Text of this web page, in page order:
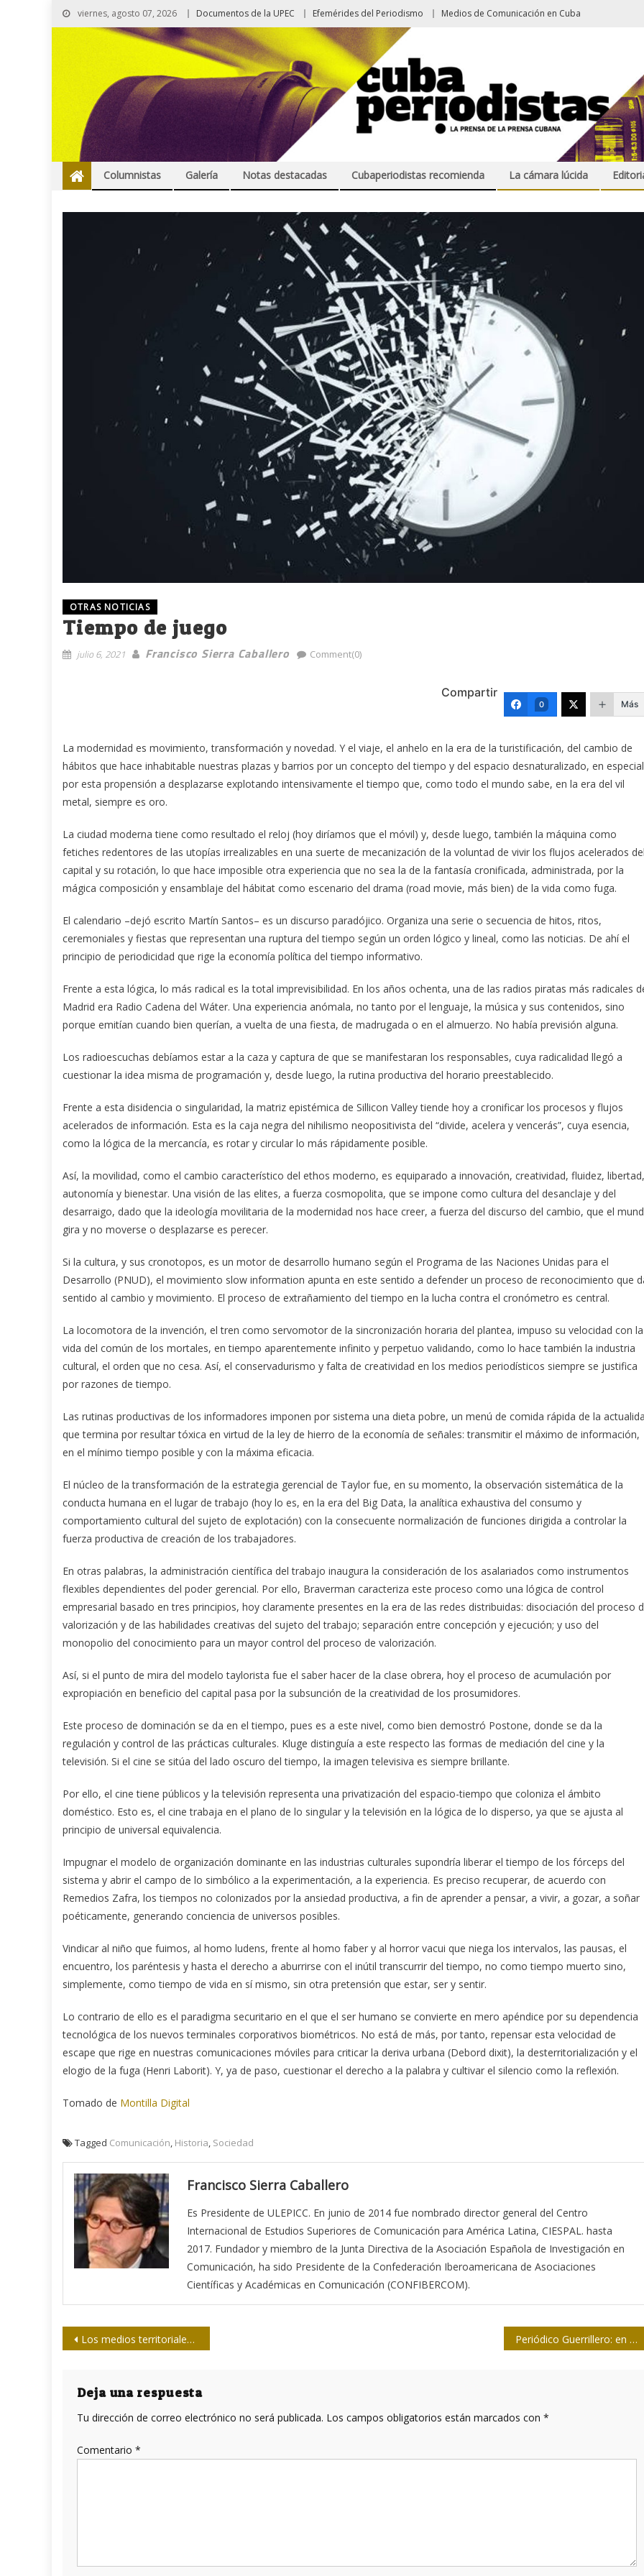
viernes, agosto 07, 2026 Documentos de la UPEC Efemérides del Periodismo Medios de Comunicación en Cuba
Columnistas Galería Notas destacadas Cubaperiodistas recomienda La cámara lúcida
OTRAS NOTICIAS
Tiempo de juego
julio 6, 2021 Francisco Sierra Caballero Comment(0)
Compartir
0 Más
La modernidad es movimiento, transformación y novedad. Y el viaje, el anhelo en la era de la turistificación, del cambio de
hábitos que hace inhabitable nuestras plazas y barrios por un concepto del tiempo y del espacio desnaturalizado, en
por esta propensión a desplazarse explotando intensivamente el tiempo que, como todo el mundo sabe, en la era del vil
metal, siempre es oro.
La ciudad moderna tiene como resultado el reloj (hoy diríamos que el móvil) y, desde luego, también la máquina como
fetiches redentores de las utopías irrealizables en una suerte de mecanización de la voluntad de vivir los flujos acelerados del
capital y su rotación, lo que hace imposible otra experiencia que no sea la de la fantasía cronificada, administrada, por la
mágica composición y ensamblaje del hábitat como escenario del drama (road movie, más bien) de la vida como fuga.
El calendario –dejó escrito Martín Santos– es un discurso paradójico. Organiza una serie o secuencia de hitos, ritos,
ceremoniales y fiestas que representan una ruptura del tiempo según un orden lógico y lineal, como las noticias. De ahí el
principio de periodicidad que rige la economía política del tiempo informativo.
Frente a esta lógica, lo más radical es la total imprevisibilidad. En los años ochenta, una de las radios piratas más radicales
Madrid era Radio Cadena del Wáter. Una experiencia anómala, no tanto por el lenguaje, la música y sus contenidos, sino
porque emitían cuando bien querían, a vuelta de una fiesta, de madrugada o en el almuerzo. No había previsión alguna.
Los radioescuchas debíamos estar a la caza y captura de que se manifestaran los responsables, cuya radicalidad llegó a
cuestionar la idea misma de programación y, desde luego, la rutina productiva del horario preestablecido.
Frente a esta disidencia o singularidad, la matriz epistémica de Sillicon Valley tiende hoy a cronificar los procesos y flujos
acelerados de información. Esta es la caja negra del nihilismo neopositivista del “divide, acelera y vencerás”, cuya esencia,
como la lógica de la mercancía, es rotar y circular lo más rápidamente posible.
Así, la movilidad, como el cambio característico del ethos moderno, es equiparado a innovación, creatividad, fluidez, libertad,
autonomía y bienestar. Una visión de las elites, a fuerza cosmopolita, que se impone como cultura del desanclaje y del
desarraigo, dado que la ideología movilitaria de la modernidad nos hace creer, a fuerza del discurso del cambio, que el
gira y no moverse o desplazarse es perecer.
Si la cultura, y sus cronotopos, es un motor de desarrollo humano según el Programa de las Naciones Unidas para el
Desarrollo (PNUD), el movimiento slow information apunta en este sentido a defender un proceso de reconocimiento que
sentido al cambio y movimiento. El proceso de extrañamiento del tiempo en la lucha contra el cronómetro es central.
La locomotora de la invención, el tren como servomotor de la sincronización horaria del plantea, impuso su velocidad con la
vida del común de los mortales, en tiempo aparentemente infinito y perpetuo validando, como lo hace también la industria
cultural, el orden que no cesa. Así, el conservadurismo y falta de creatividad en los medios periodísticos siempre se justifica
por razones de tiempo.
Las rutinas productivas de los informadores imponen por sistema una dieta pobre, un menú de comida rápida de la
que termina por resultar tóxica en virtud de la ley de hierro de la economía de señales: transmitir el máximo de información,
en el mínimo tiempo posible y con la máxima eficacia.
El núcleo de la transformación de la estrategia gerencial de Taylor fue, en su momento, la observación sistemática de la
conducta humana en el lugar de trabajo (hoy lo es, en la era del Big Data, la analítica exhaustiva del consumo y
comportamiento cultural del sujeto de explotación) con la consecuente normalización de funciones dirigida a controlar la
fuerza productiva de creación de los trabajadores.
En otras palabras, la administración científica del trabajo inaugura la consideración de los asalariados como instrumentos
flexibles dependientes del poder gerencial. Por ello, Braverman caracteriza este proceso como una lógica de control
empresarial basado en tres principios, hoy claramente presentes en la era de las redes distribuidas: disociación del proceso
valorización y de las habilidades creativas del sujeto del trabajo; separación entre concepción y ejecución; y uso del
monopolio del conocimiento para un mayor control del proceso de valorización.
Así, si el punto de mira del modelo taylorista fue el saber hacer de la clase obrera, hoy el proceso de acumulación por
expropiación en beneficio del capital pasa por la subsunción de la creatividad de los prosumidores.
Este proceso de dominación se da en el tiempo, pues es a este nivel, como bien demostró Postone, donde se da la
regulación y control de las prácticas culturales. Kluge distinguía a este respecto las formas de mediación del cine y la
televisión. Si el cine se sitúa del lado oscuro del tiempo, la imagen televisiva es siempre brillante.
Por ello, el cine tiene públicos y la televisión representa una privatización del espacio-tiempo que coloniza el ámbito
doméstico. Esto es, el cine trabaja en el plano de lo singular y la televisión en la lógica de lo disperso, ya que se ajusta al
principio de universal equivalencia.
Impugnar el modelo de organización dominante en las industrias culturales supondría liberar el tiempo de los fórceps del
sistema y abrir el campo de lo simbólico a la experimentación, a la experiencia. Es preciso recuperar, de acuerdo con
Remedios Zafra, los tiempos no colonizados por la ansiedad productiva, a fin de aprender a pensar, a vivir, a gozar, a soñar
poéticamente, generando conciencia de universos posibles.
Vindicar al niño que fuimos, al homo ludens, frente al homo faber y al horror vacui que niega los intervalos, las pausas, el
encuentro, los paréntesis y hasta el derecho a aburrirse con el inútil transcurrir del tiempo, no como tiempo muerto sino,
simplemente, como tiempo de vida en sí mismo, sin otra pretensión que estar, ser y sentir.
Lo contrario de ello es el paradigma securitario en el que el ser humano se convierte en mero apéndice por su dependencia
tecnológica de los nuevos terminales corporativos biométricos. No está de más, por tanto, repensar esta velocidad de
escape que rige en nuestras comunicaciones móviles para criticar la deriva urbana (Debord dixit), la desterritorialización y el
elogio de la fuga (Henri Laborit). Y, ya de paso, cuestionar el derecho a la palabra y cultivar el silencio como la reflexión.
Tomado de Montilla Digital
Tagged Comunicación, Historia, Sociedad
Francisco Sierra Caballero
Es Presidente de ULEPICC. En junio de 2014 fue nombrado director general del Centro
Internacional de Estudios Superiores de Comunicación para América Latina, CIESPAL. hasta
2017. Fundador y miembro de la Junta Directiva de la Asociación Española de Investigación en
Comunicación, ha sido Presidente de la Confederación Iberoamericana de Asociaciones
Científicas y Académicas en Comunicación (CONFIBERCOM).
Navegación
entradas
Los medios territoriales dedicados a informar con inmediatez sobre Elsa Periódico Guerrillero: en busca de otra victoria
Deja una respuesta
Tu dirección de correo electrónico no será publicada. Los campos obligatorios están marcados con *
Comentario *